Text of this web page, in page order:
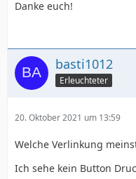
Danke euch!
basti1012
Erleuchteter
20. Oktober 2021 um 13:59
Welche Verlinkung
Ich sehe kein Button